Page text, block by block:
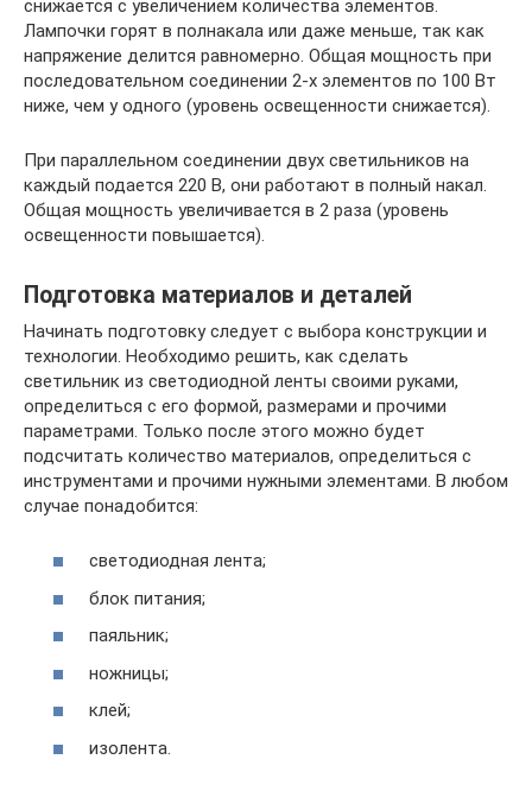
снижается с увеличением количества элементов.
Лампочки горят в полнакала или даже меньше, так как
напряжение делится равномерно. Общая мощность при
последовательном соединении 2-х элементов по 100 Вт
ниже, чем у одного (уровень освещенности снижается).
При параллельном соединении двух светильников на
каждый подается 220 В, они работают в полный накал.
Общая мощность увеличивается в 2 раза (уровень
освещенности повышается).
Подготовка материалов и деталей
Начинать подготовку следует с выбора конструкции и
технологии. Необходимо решить, как сделать
светильник из светодиодной ленты своими руками,
определиться с его формой, размерами и прочими
параметрами. Только после этого можно будет
подсчитать количество материалов, определиться с
инструментами и прочими нужными элементами. В любом
случае понадобится:
светодиодная лента;
блок питания;
паяльник;
ножницы;
клей;
изолента.